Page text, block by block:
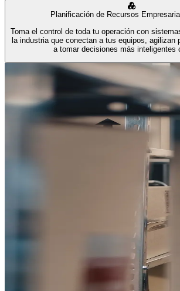
Planificación de Recursos
Toma el control de toda tu operación con
la industria que conectan a tus equipos, agilizan
a tomar decisiones más inteligentes